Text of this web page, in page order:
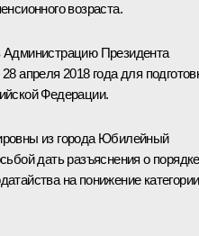
возраста.
Президента
апреля 2018 года для
Федерации.
из города Юбилейный
дать разъяснения о порядке
на понижение категории